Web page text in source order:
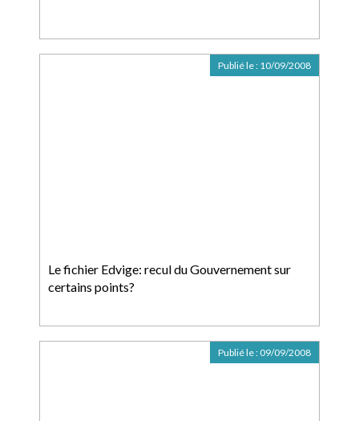
Le fichier Edvige: recul du Gouvernement sur
certains points?
Publié le : 10/09/2008
Publié le : 09/09/2008